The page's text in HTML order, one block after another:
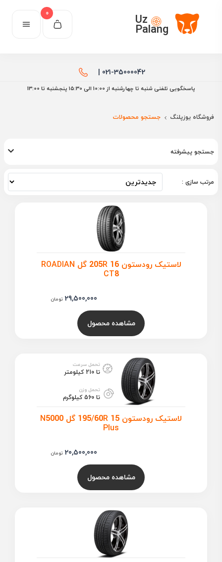
Uz
Palang
0
021-35000042 |
پاسخگویی تلفنی شنبه تا چهارشنبه از 10:00 الی ۱۵:30 پنجشنبه تا 13:00
فروشگاه یوزپلنگ جستجو محصولات
جستجو پیشرفته
مرتب سازی :
لاستیک رودستون 205R 16 گل ROADIAN
CT8
29,500,000 تومان
مشاهده محصول
تحمل سرعت
تا 210 کیلومتر
تحمل وزن
تا 560 کیلوگرم
لاستیک رودستون 195/60R 15 گل N5000
Plus
20,500,000 تومان
مشاهده محصول